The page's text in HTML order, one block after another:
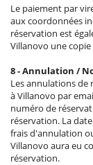
Le paiement par
aux coordonnées
réservation est
Villanovo une copie
8 - Annulation /
Les annulations de
à Villanovo par
numéro de
réservation. La
frais d'annulation
Villanovo aura eu
réservation.